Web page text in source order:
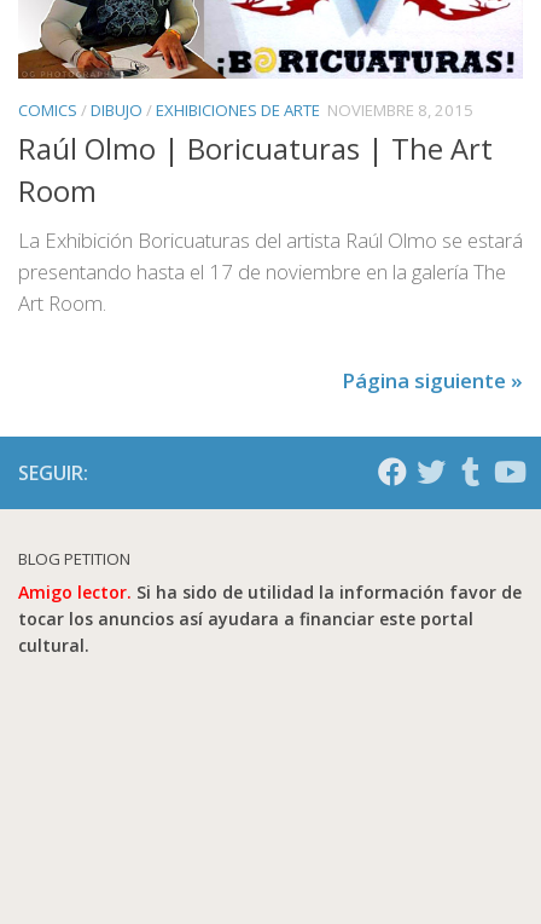
COMICS /DIBUJO /EXHIBICIONES DE ARTE NOVIEMBRE 8, 2015
Raúl Olmo | Boricuaturas | The Art
Room
La Exhibición Boricuaturas del artista Raúl Olmo se estará
presentando hasta el 17 de noviembre en la galería The
Art Room.
Página siguiente »
SEGUIR:
BLOG PETITION
Amigo lector. Si ha sido de utilidad la información favor de
tocar los anuncios así ayudara a financiar este portal
cultural.